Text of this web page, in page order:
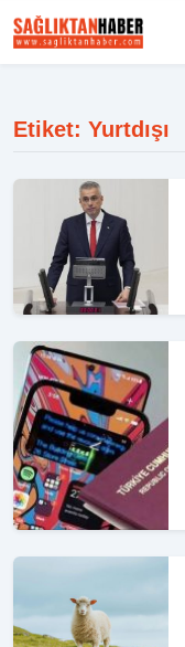
Etiket: Yurtdışı